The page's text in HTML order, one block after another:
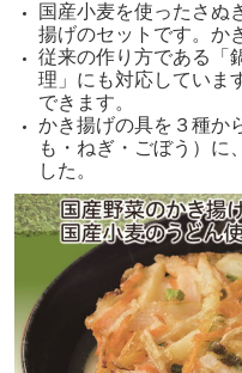
国産小麦を使ったさぬ
揚げのセットです。か
従来の作り方である「
理」にも対応していま
できます。
かき揚げの具を３種か
も・ねぎ・ごぼう）に
した。